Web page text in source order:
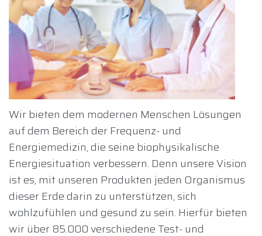
Wir bieten dem modernen Menschen Lösungen
auf dem Bereich der Frequenz- und
Energiemedizin, die seine biophysikalische
Energiesituation verbessern. Denn unsere Vision
ist es, mit unseren Produkten jeden Organismus
dieser Erde darin zu unterstützen, sich
wohlzufühlen und gesund zu sein. Hierfür bieten
wir über 85.000 verschiedene Test- und